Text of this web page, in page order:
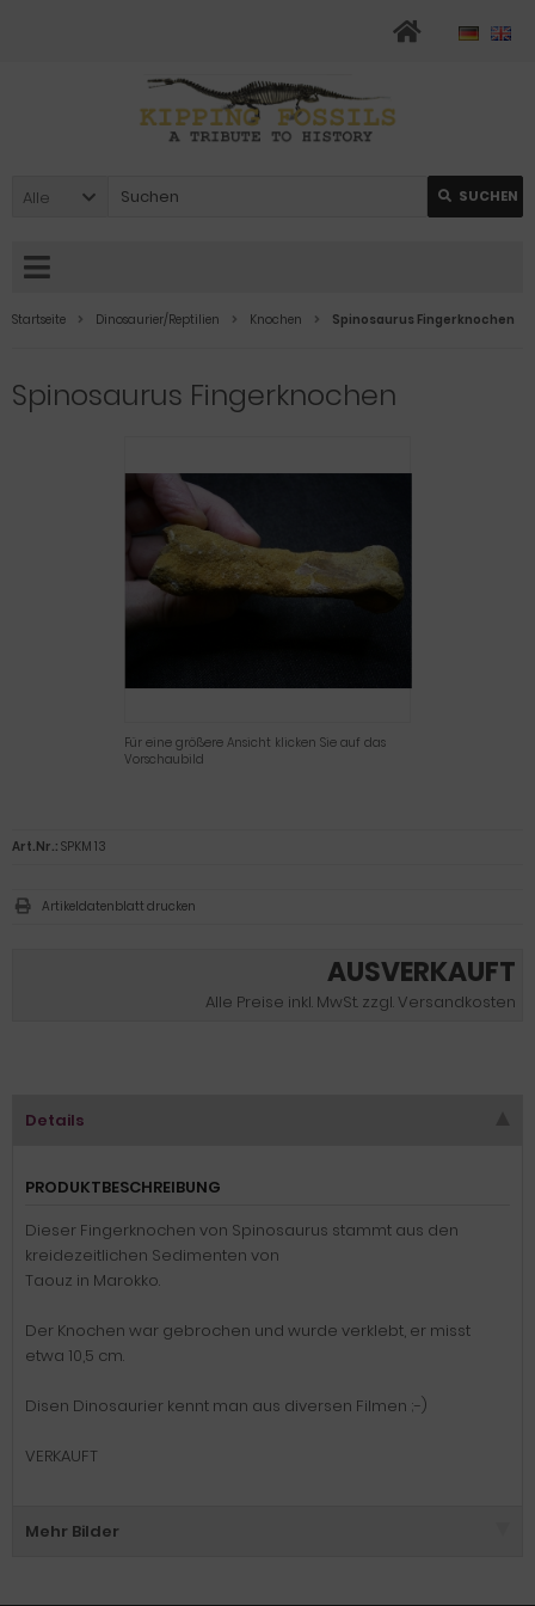
Alle SUCHEN
Startseite Dinosaurier/Reptilien Knochen Spinosaurus Fingerknochen
Spinosaurus Fingerknochen
Für eine größere Ansicht klicken Sie auf das
Vorschaubild
AUSVERKAUFT
Alle Preise inkl. MwSt. zzgl. Versandkosten
Art.Nr.: SPKM 13
Artikeldatenblatt drucken
Details
PRODUKTBESCHREIBUNG
Dieser Fingerknochen von Spinosaurus stammt aus den
kreidezeitlichen Sedimenten von
Taouz in Marokko.
Der Knochen war gebrochen und wurde verklebt, er misst
etwa 10,5 cm.
Disen Dinosaurier kennt man aus diversen Filmen ;-)
VERKAUFT
Mehr Bilder